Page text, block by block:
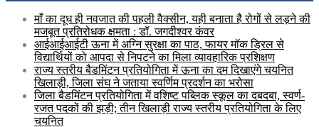
माँ का दूध ही नवजात की पहली वैक्सीन, यही बनाता है रोगों से लड़ने की
मजबूत प्रतिरोधक क्षमता : डॉ. जगदीश्वर कंवर
आईआईआईटी ऊना में अग्नि सुरक्षा का पाठ, फायर मॉक ड्रिल से
विद्यार्थियों को आपदा से निपटने का मिला व्यावहारिक प्रशिक्षण
राज्य स्तरीय बैडमिंटन प्रतियोगिता में ऊना का दम दिखाएंगे चयनित
खिलाड़ी, जिला संघ ने जताया स्वर्णिम प्रदर्शन का भरोसा
जिला बैडमिंटन प्रतियोगिता में वशिष्ट पब्लिक स्कूल का दबदबा, स्वर्ण-
रजत पदकों की झड़ी; तीन खिलाड़ी राज्य स्तरीय प्रतियोगिता के लिए
चयनित